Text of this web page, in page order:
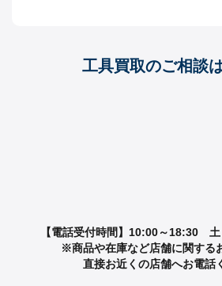
工具買取のご相談
【電話受付時間】10:00～18:30 土
※商品や在庫など店舗に関する
直接お近くの店舗へお電話